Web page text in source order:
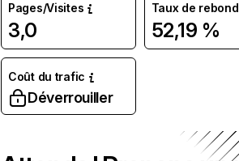
Pages/Visites
3,0
Taux de rebond
52,19 %
Coût du trafic
Déverrouiller